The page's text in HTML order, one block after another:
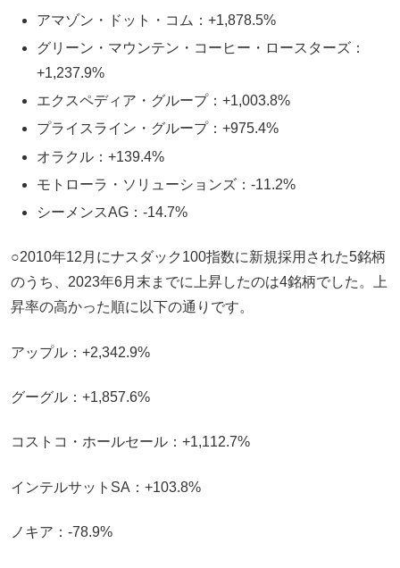
アマゾン・ドット・コム：+1,878.5%
グリーン・マウンテン・コーヒー・ロースターズ：
+1,237.9%
エクスペディア・グループ：+1,003.8%
プライスライン・グループ：+975.4%
オラクル：+139.4%
モトローラ・ソリューションズ：-11.2%
シーメンスAG：-14.7%
○2010年12月にナスダック100指数に新規採用された5銘柄
のうち、2023年6月末までに上昇したのは4銘柄でした。上
昇率の高かった順に以下の通りです。
アップル：+2,342.9%
グーグル：+1,857.6%
コストコ・ホールセール：+1,112.7%
インテルサットSA：+103.8%
ノキア：-78.9%